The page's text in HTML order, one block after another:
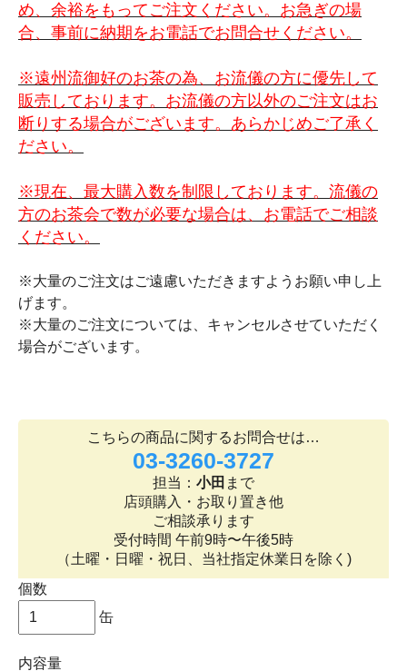
め、余裕をもってご注文ください。お急ぎの場
合、事前に納期をお電話でお問合せください。
※遠州流御好のお茶の為、お流儀の方に優先して
販売しております。お流儀の方以外のご注文はお
断りする場合がございます。あらかじめご了承く
ださい。
※現在、最大購入数を制限しております。流儀の
方のお茶会で数が必要な場合は、お電話でご相談
ください。
※大量のご注文はご遠慮いただきますようお願い申し上
げます。
※大量のご注文については、キャンセルさせていただく
場合がございます。
こちらの商品に関するお問合せは…
03-3260-3727
担当： 小田 まで
店頭購入・お取り置き他
ご相談承ります
受付時間 午前9時〜午後5時
（土曜・日曜・祝日、当社指定休業日を除く)
個数
缶
内容量